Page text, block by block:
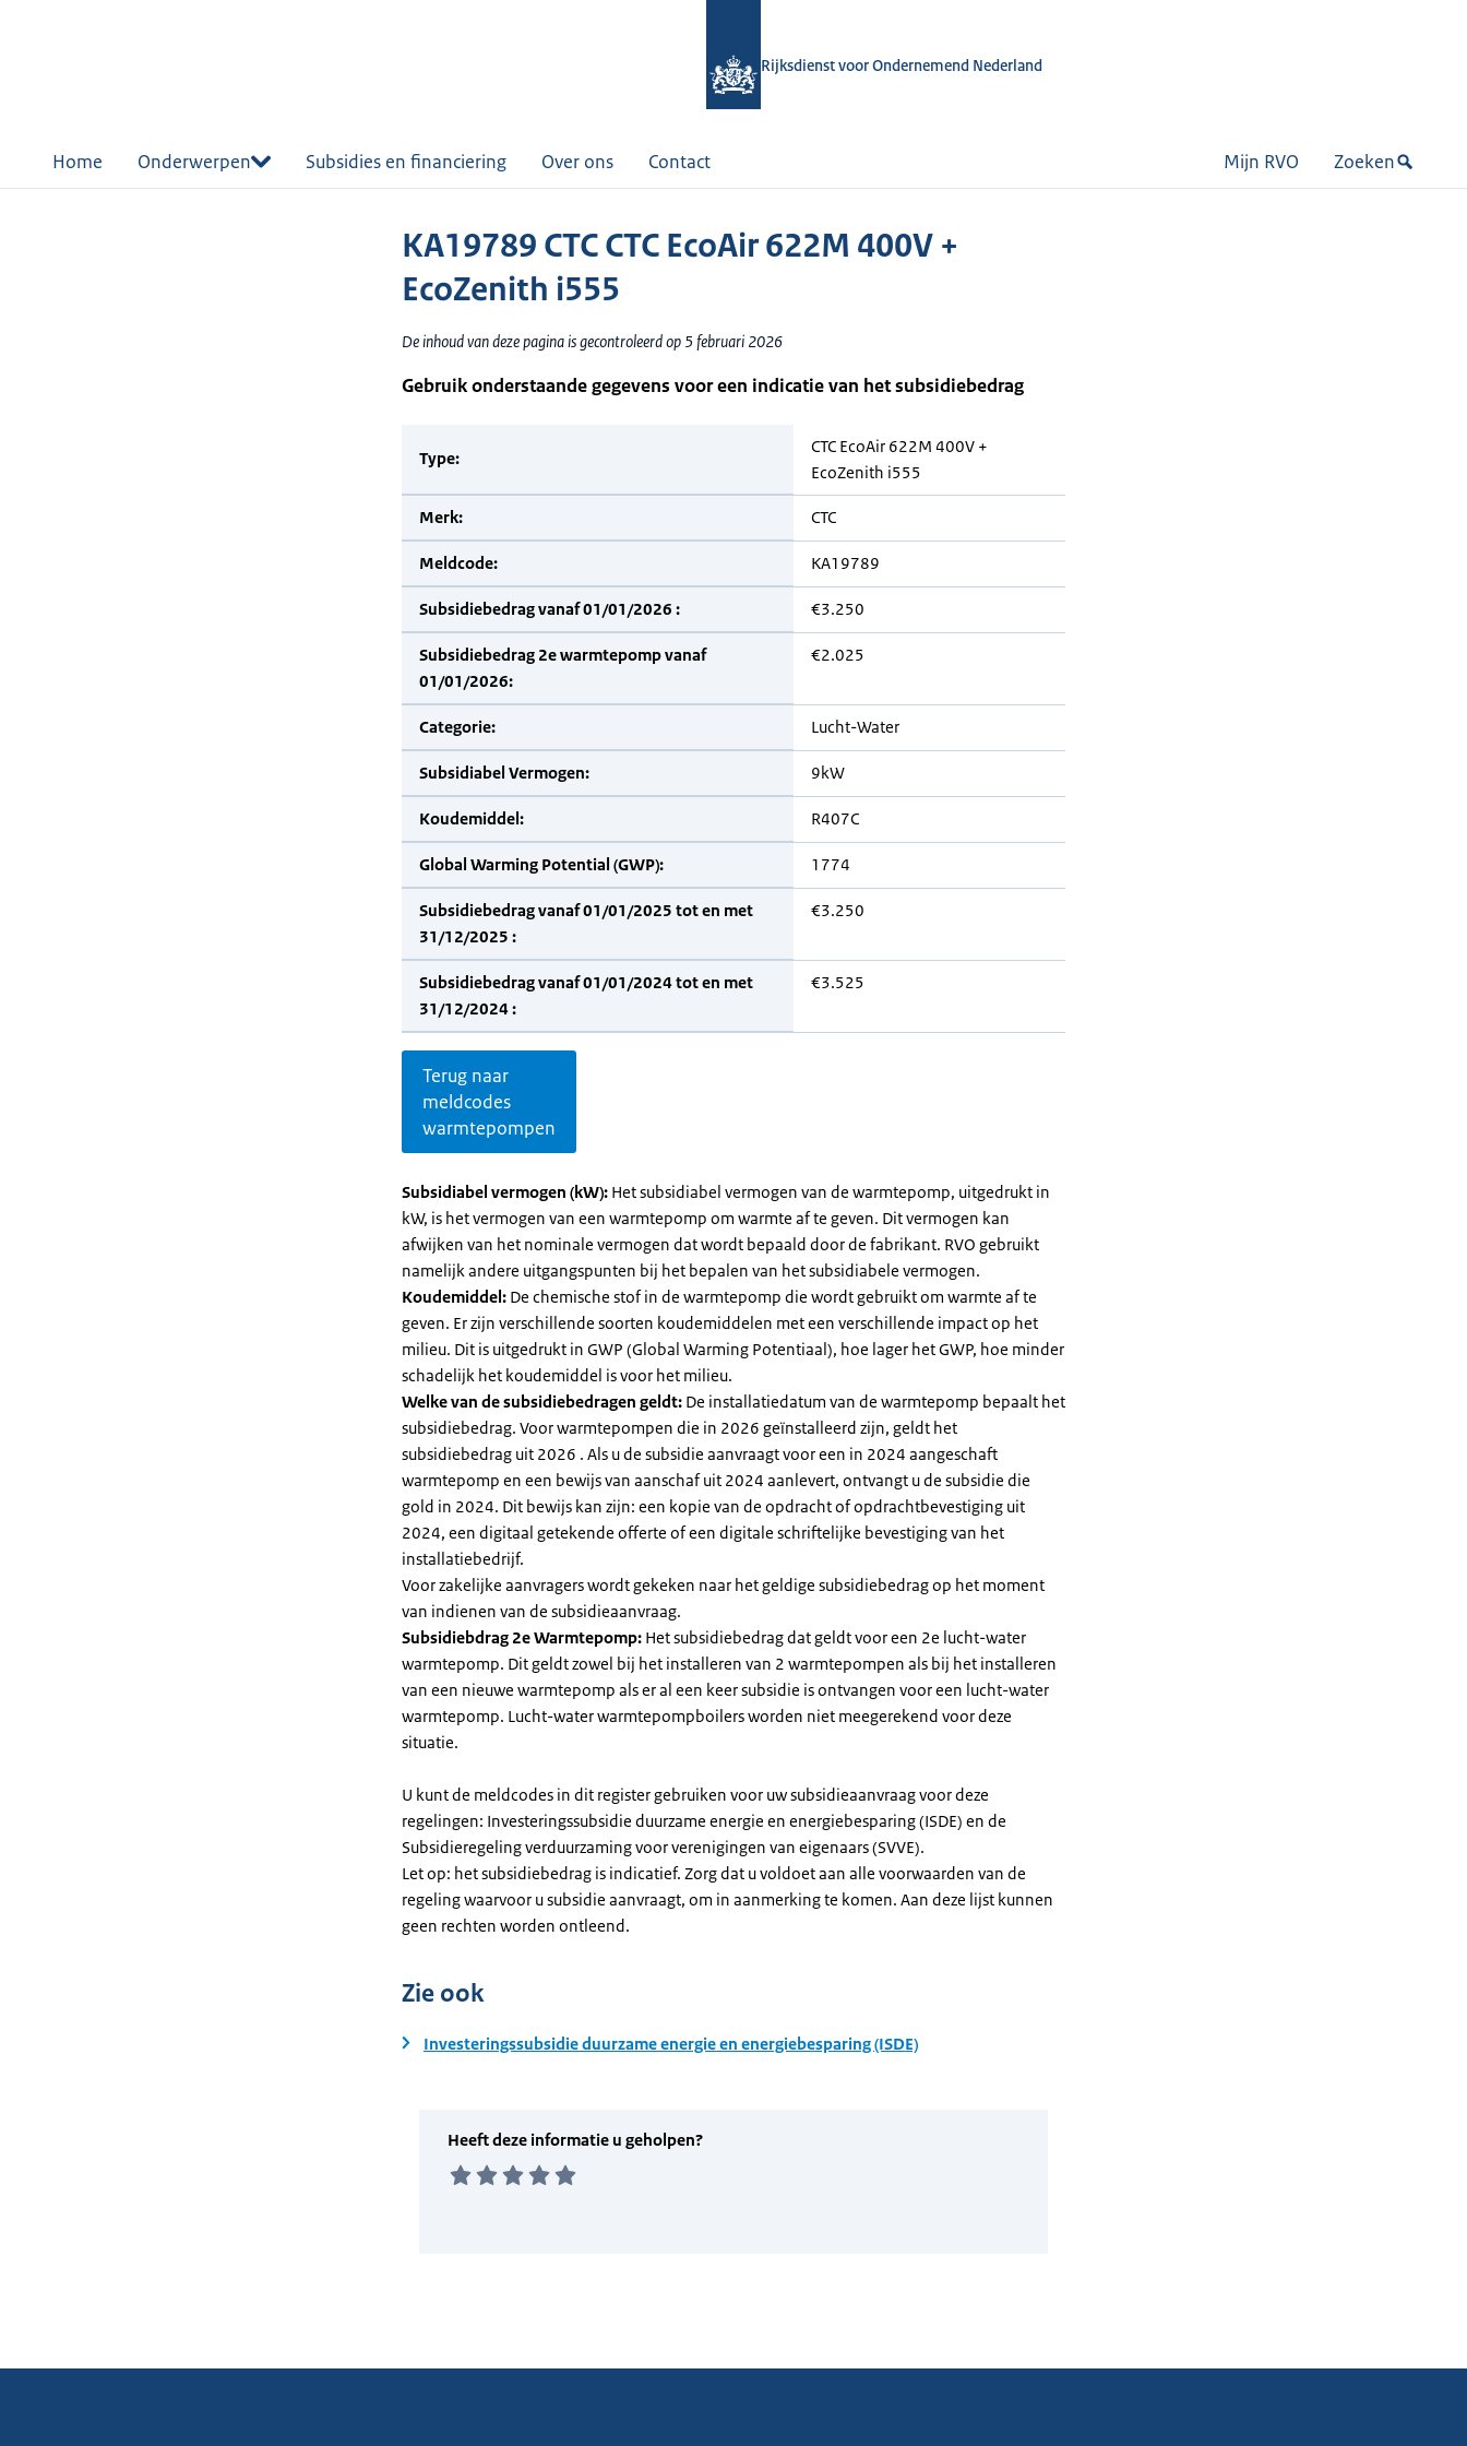
Rijksdienst voor Ondernemend Nederland
Home Onderwerpen Subsidies en financiering Over ons Contact Mijn RVO Zoeken
KA19789 CTC CTC EcoAir 622M 400V +
EcoZenith i555
De inhoud van deze pagina is gecontroleerd op 5 februari 2026
Gebruik onderstaande gegevens voor een indicatie van het subsidiebedrag
Type:
CTC EcoAir 622M 400V +
EcoZenith i555
Merk: CTC
Meldcode: KA19789
Subsidiebedrag vanaf 01/01/2026 : €3.250
Subsidiebedrag 2e warmtepomp vanaf
01/01/2026:
€2.025
Categorie: Lucht-Water
Subsidiabel Vermogen: 9kW
Koudemiddel: R407C
Global Warming Potential (GWP): 1774
Subsidiebedrag vanaf 01/01/2025 tot en met
31/12/2025 :
€3.250
Subsidiebedrag vanaf 01/01/2024 tot en met
31/12/2024 :
€3.525
Terug naar
meldcodes
warmtepompen
Subsidiabel vermogen (kW): Het subsidiabel vermogen van de warmtepomp, uitgedrukt in
kW, is het vermogen van een warmtepomp om warmte af te geven. Dit vermogen kan
afwijken van het nominale vermogen dat wordt bepaald door de fabrikant. RVO gebruikt
namelijk andere uitgangspunten bij het bepalen van het subsidiabele vermogen.
Koudemiddel: De chemische stof in de warmtepomp die wordt gebruikt om warmte af te
geven. Er zijn verschillende soorten koudemiddelen met een verschillende impact op het
milieu. Dit is uitgedrukt in GWP (Global Warming Potentiaal), hoe lager het GWP, hoe minder
schadelijk het koudemiddel is voor het milieu.
Welke van de subsidiebedragen geldt: De installatiedatum van de warmtepomp bepaalt het
subsidiebedrag. Voor warmtepompen die in 2026 geïnstalleerd zijn, geldt het
subsidiebedrag uit 2026 . Als u de subsidie aanvraagt voor een in 2024 aangeschaft
warmtepomp en een bewijs van aanschaf uit 2024 aanlevert, ontvangt u de subsidie die
gold in 2024. Dit bewijs kan zijn: een kopie van de opdracht of opdrachtbevestiging uit
2024, een digitaal getekende offerte of een digitale schriftelijke bevestiging van het
installatiebedrijf.
Voor zakelijke aanvragers wordt gekeken naar het geldige subsidiebedrag op het moment
van indienen van de subsidieaanvraag.
Subsidiebdrag 2e Warmtepomp: Het subsidiebedrag dat geldt voor een 2e lucht-water
warmtepomp. Dit geldt zowel bij het installeren van 2 warmtepompen als bij het installeren
van een nieuwe warmtepomp als er al een keer subsidie is ontvangen voor een lucht-water
warmtepomp. Lucht-water warmtepompboilers worden niet meegerekend voor deze
situatie.
U kunt de meldcodes in dit register gebruiken voor uw subsidieaanvraag voor deze
regelingen: Investeringssubsidie duurzame energie en energiebesparing (ISDE) en de
Subsidieregeling verduurzaming voor verenigingen van eigenaars (SVVE).
Let op: het subsidiebedrag is indicatief. Zorg dat u voldoet aan alle voorwaarden van de
regeling waarvoor u subsidie aanvraagt, om in aanmerking te komen. Aan deze lijst kunnen
geen rechten worden ontleend.
Zie ook
Investeringssubsidie duurzame energie en energiebesparing (ISDE)